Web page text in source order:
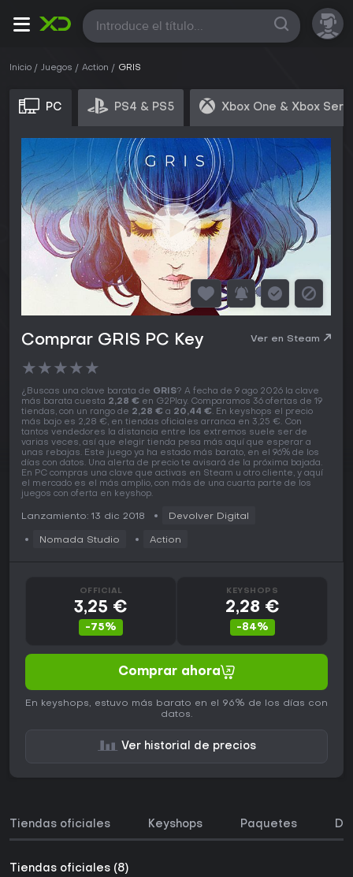
Todas
Inicio Juegos Action GRIS
PC PS4 & PS5 Xbox One & Xbox
Comprar GRIS PC Key Ver en Steam
★★★★★
¿Buscas una clave barata de GRIS? A fecha de 9 ago 2026 la clave
más barata cuesta 2,28 € en G2Play. Comparamos 36 ofertas de 19
tiendas, con un rango de 2,28 € a 20,44 €. En keyshops el precio
más bajo es 2,28 €, en tiendas oficiales arranca en 3,25 €. Con
tantos vendedores la distancia entre los extremos suele ser de
varias veces, así que elegir tienda pesa más aquí que esperar a
unas rebajas. Este juego ya ha estado más barato, en el 96% de los
días con datos. Una alerta de precio te avisará de la próxima bajada.
En PC compras una clave que activas en Steam u otro cliente, y aquí
el mercado es el más amplio, con más de una cuarta parte de los
juegos con oferta en keyshop.
Lanzamiento: 13 dic 2018 Devolver Digital
Nomada Studio Action
OFFICIAL
3,25 €
-75%
KEYSHOPS
2,28 €
-84%
Comprar ahora
En keyshops, estuvo más barato en el 96% de los días con
datos.
Ver historial de precios
Tiendas oficiales Keyshops Paquetes
Tiendas oficiales (8)